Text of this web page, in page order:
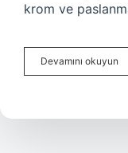
krom ve
Devamını okuyun